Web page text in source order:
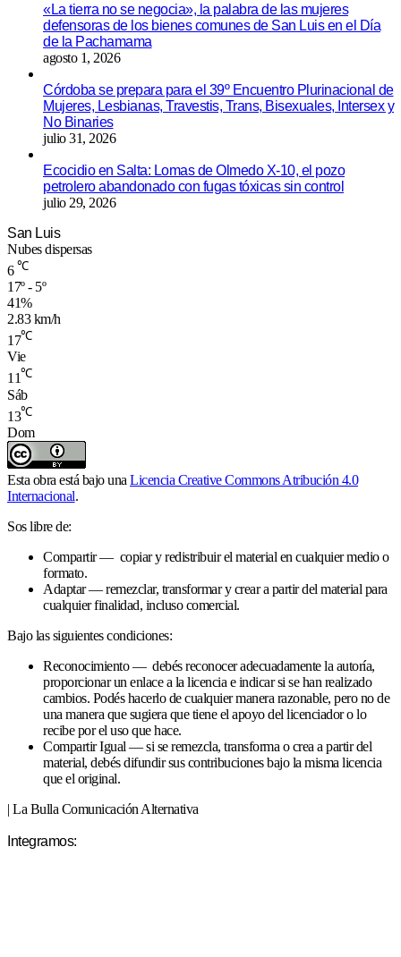
«La tierra no se negocia», la palabra de las mujeres
defensoras de los bienes comunes de San Luis en el Día
de la Pachamama
agosto 1, 2026
Córdoba se prepara para el 39º Encuentro Plurinacional de
Mujeres, Lesbianas, Travestis, Trans, Bisexuales, Intersex y
No Binaries
julio 31, 2026
Ecocidio en Salta: Lomas de Olmedo X-10, el pozo
petrolero abandonado con fugas tóxicas sin control
julio 29, 2026
San Luis
Nubes dispersas
6 ℃
17º - 5º
41%
2.83 km/h
17℃
Vie
11℃
Sáb
13℃
Dom
Esta obra está bajo una Licencia Creative Commons Atribución 4.0
Internacional.
Sos libre de:
Compartir — copiar y redistribuir el material en cualquier medio o
formato.
Adaptar — remezclar, transformar y crear a partir del material para
cualquier finalidad, incluso comercial.
Bajo las siguientes condiciones:
Reconocimiento — debés reconocer adecuadamente la autoría,
proporcionar un enlace a la licencia e indicar si se han realizado
cambios. Podés hacerlo de cualquier manera razonable, pero no de
una manera que sugiera que tiene el apoyo del licenciador o lo
recibe por el uso que hace.
Compartir Igual — si se remezcla, transforma o crea a partir del
material, debés difundir sus contribuciones bajo la misma licencia
que el original.
| La Bulla Comunicación Alternativa
Integramos: